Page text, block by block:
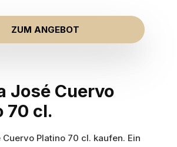
José Cuervo
70 cl.
Platino 70 cl. kaufen. Ein
ZUM ANGEBOT